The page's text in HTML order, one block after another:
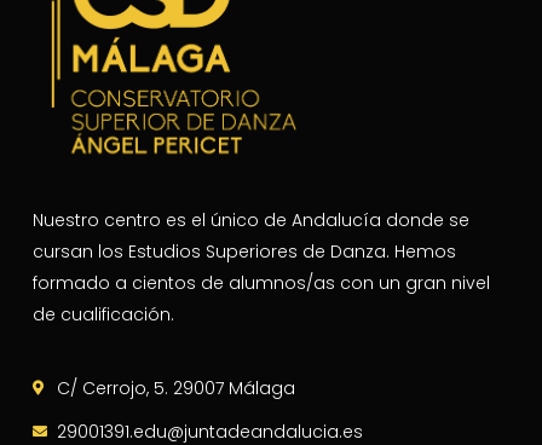
Nuestro centro es el único de Andalucía donde se
cursan los Estudios Superiores de Danza. Hemos
formado a cientos de alumnos/as con un gran nivel
de cualificación.
C/ Cerrojo, 5. 29007 Málaga
29001391.edu@juntadeandalucia.es